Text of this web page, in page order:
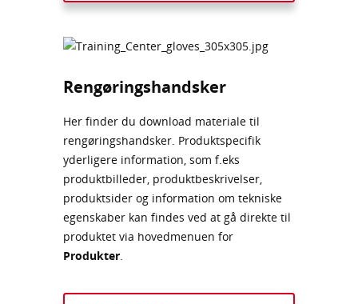
Rengøringshandsker
Her finder du download materiale til
rengøringshandsker. Produktspecifik
yderligere information, som f.eks
produktbilleder, produktbeskrivelser,
produktsider og information om tekniske
egenskaber kan findes ved at gå direkte til
produktet via hovedmenuen for
Produkter.